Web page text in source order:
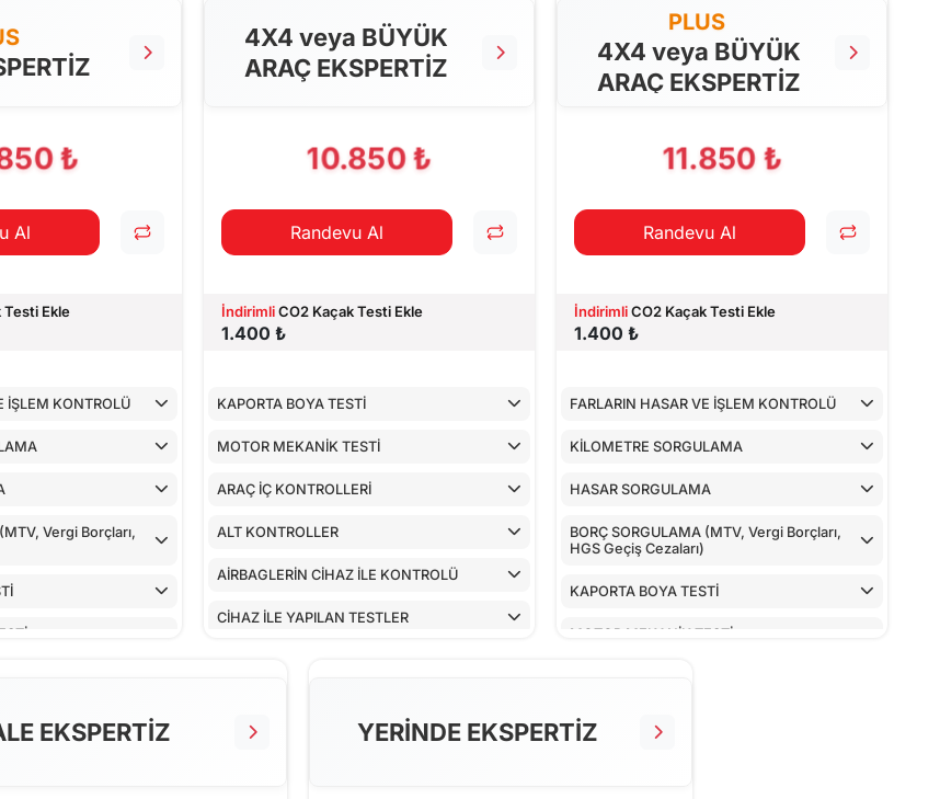
₺
Al
Testi Ekle
İŞLEM KONTROLÜ
Vergi Borçları,
4X4 veya BÜYÜK
ARAÇ EKSPERTİZ
10.850 ₺
Randevu Al
İndirimliCO2 Kaçak Testi Ekle
1.400 ₺
KAPORTA BOYA TESTİ
MOTOR MEKANİK TESTİ
ARAÇ İÇ KONTROLLERİ
ALT KONTROLLER
AİRBAGLERİN CİHAZ İLE KONTROLÜ
CİHAZ İLE YAPILAN TESTLER
PLUS
4X4 veya BÜYÜK
ARAÇ EKSPERTİZ
11.850 ₺
Randevu Al
İndirimliCO2 Kaçak Testi Ekle
1.400 ₺
FARLARIN HASAR VE İŞLEM KONTROLÜ
KİLOMETRE SORGULAMA
HASAR SORGULAMA
BORÇ SORGULAMA (MTV, Vergi Borçları,
HGS Geçiş Cezaları)
KAPORTA BOYA TESTİ
MOTOR MEKANİK TESTİ
ALT KONTROLLER
EKSPERTİZ YERİNDE EKSPERTİZ